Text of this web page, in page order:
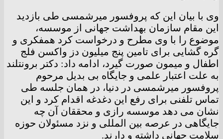
وی با بیان این که پروفسور میرشمسی طی بازدید
این مقام سازمان بهداشت جهانی از موسسه،
موضوع را با وی مطرح و درخواست کرد همفکری و
گره گشایی برای تامین پنج میلیون دز واکسن فلج
اطفال و میمون صورت گیرد، ادامه داد: دکتر برونتلند
به علت اعتبار علمی و جایگاه بی بدیل مرحوم
پروفسور میرشمسی در دنیا، در همان جلسه طی
تماس تلفنی برای رفع این دغدغه اقدام کرد و این
نشان می دهد موسسه رازی و محققان آن چه
جایگاهی در عرصه بین المللی و نزد مسئولان حوزه
سلامت جهانی داشته و دارند.